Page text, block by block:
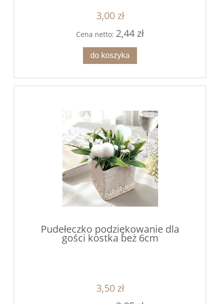
3,00 zł
Cena netto: 2,44 zł
do koszyka
Pudełeczko podziękowanie dla
gości kostka beż 6cm
3,50 zł